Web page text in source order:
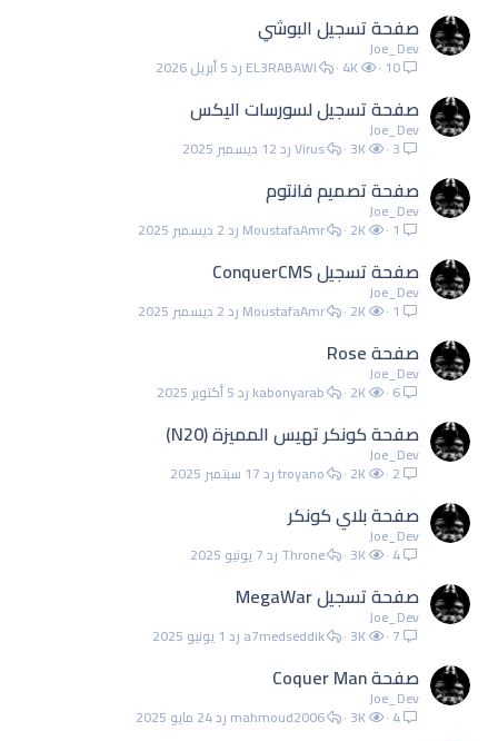
صفحة تسجيل البوشي
Joe_Dev
10
4K 5 أبريل 2026 EL3RABAWI
صفحة تسجيل لسورسات اليكس
Joe_Dev
3
3K 12 ديسمبر 2025 Virus
صفحة تصميم فانتوم
Joe_Dev
1
2K 2 ديسمبر 2025 MoustafaAmr
صفحة تسجيل ConquerCMS
Joe_Dev
1
2K 2 ديسمبر 2025 MoustafaAmr
صفحة Rose
Joe_Dev
6
2K 5 أكتوبر 2025 kabonyarab
صفحة كونكر تهيس المميزة (N20)
Joe_Dev
2
2K 17 سبتمبر 2025 troyano
صفحة بلاي كونكر
Joe_Dev
4
3K 7 يونيو 2025 Throne
صفحة تسجيل MegaWar
Joe_Dev
7
3K 1 يونيو 2025 a7medseddik
صفحة Coquer Man
Joe_Dev
4
3K 24 مايو 2025 mahmoud2006